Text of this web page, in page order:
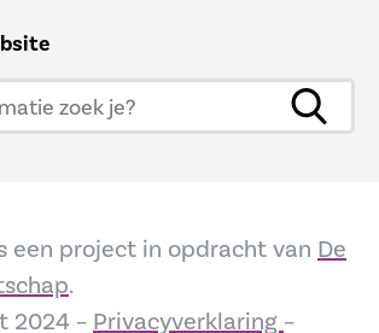
een project in opdracht van De
.
2024 – Privacyverklaring –